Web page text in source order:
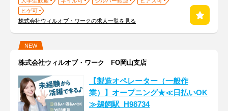
ヒゲ可
株式会社ウィルオブ・ワークの求人一覧を見る
NEW
株式会社ウィルオブ・ワーク FO岡山支店
【製造オペレーター（一般作
業）】オープニング★≪日払いOK
≫鵜飼駅_H98734